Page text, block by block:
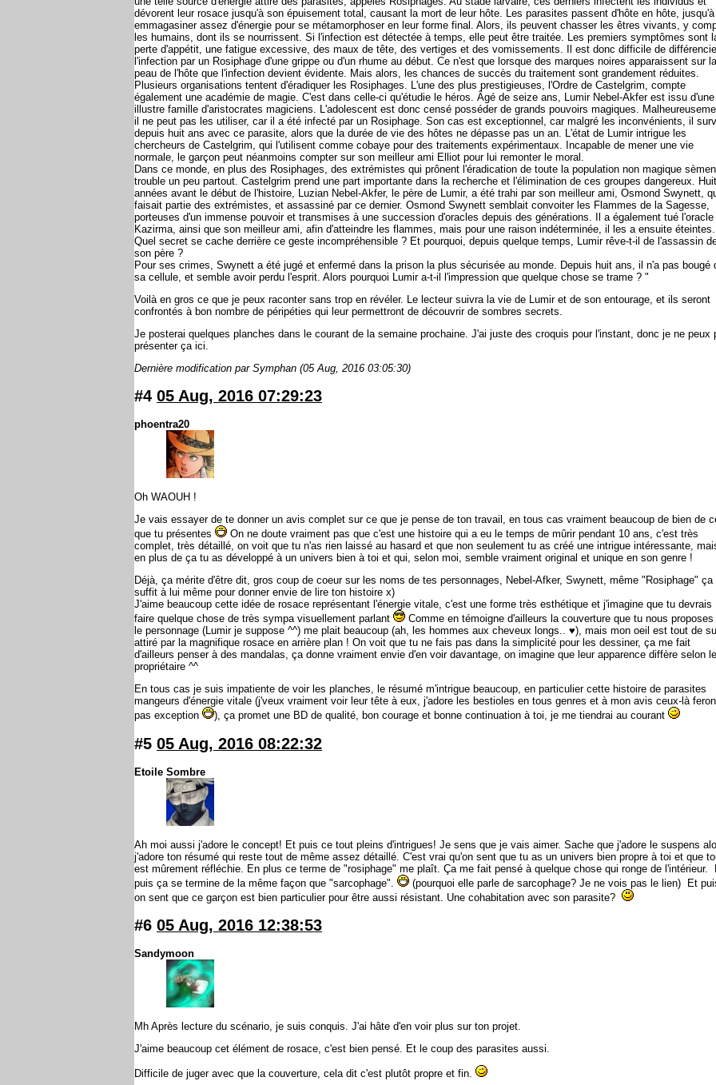
dévorent leur rosace jusqu'à son épuisement total, causant la mort de leur hôte. Les parasites passent d'hôte en hôte, jusqu'à
emmagasiner assez d'énergie pour se métamorphoser en leur forme final. Alors, ils peuvent chasser les êtres vivants, y
les humains, dont ils se nourrissent. Si l'infection est détectée à temps, elle peut être traitée. Les premiers symptômes sont
perte d'appétit, une fatigue excessive, des maux de tête, des vertiges et des vomissements. Il est donc difficile de
l'infection par un Rosiphage d'une grippe ou d'un rhume au début. Ce n'est que lorsque des marques noires apparaissent sur la
peau de l'hôte que l'infection devient évidente. Mais alors, les chances de succès du traitement sont grandement réduites.
Plusieurs organisations tentent d'éradiquer les Rosiphages. L'une des plus prestigieuses, l'Ordre de Castelgrim, compte
également une académie de magie. C'est dans celle-ci qu'étudie le héros. Âgé de seize ans, Lumir Nebel-Akfer est issu d'une
illustre famille d'aristocrates magiciens. L'adolescent est donc censé posséder de grands pouvoirs magiques.
il ne peut pas les utiliser, car il a été infecté par un Rosiphage. Son cas est exceptionnel, car malgré les inconvénients, il
depuis huit ans avec ce parasite, alors que la durée de vie des hôtes ne dépasse pas un an. L'état de Lumir intrigue les
chercheurs de Castelgrim, qui l'utilisent comme cobaye pour des traitements expérimentaux. Incapable de mener une vie
normale, le garçon peut néanmoins compter sur son meilleur ami Elliot pour lui remonter le moral.
Dans ce monde, en plus des Rosiphages, des extrémistes qui prônent l'éradication de toute la population non magique
trouble un peu partout. Castelgrim prend une part importante dans la recherche et l'élimination de ces groupes dangereux. Huit
années avant le début de l'histoire, Luzian Nebel-Akfer, le père de Lumir, a été trahi par son meilleur ami, Osmond Swynett,
faisait partie des extrémistes, et assassiné par ce dernier. Osmond Swynett semblait convoiter les Flammes de la Sagesse,
porteuses d'un immense pouvoir et transmises à une succession d'oracles depuis des générations. Il a également tué l'oracle
Kazirma, ainsi que son meilleur ami, afin d'atteindre les flammes, mais pour une raison indéterminée, il les a ensuite éteintes.
Quel secret se cache derrière ce geste incompréhensible ? Et pourquoi, depuis quelque temps, Lumir rêve-t-il de l'assassin
son père ?
Pour ses crimes, Swynett a été jugé et enfermé dans la prison la plus sécurisée au monde. Depuis huit ans, il n'a pas bougé
sa cellule, et semble avoir perdu l'esprit. Alors pourquoi Lumir a-t-il l'impression que quelque chose se trame ? "
Voilà en gros ce que je peux raconter sans trop en révéler. Le lecteur suivra la vie de Lumir et de son entourage, et ils seront
confrontés à bon nombre de péripéties qui leur permettront de découvrir de sombres secrets.
Je posterai quelques planches dans le courant de la semaine prochaine. J'ai juste des croquis pour l'instant, donc je ne peux
présenter ça ici.
Dernière modification par Symphan (05 Aug, 2016 03:05:30)
#4 05 Aug, 2016 07:29:23
phoentra20
Oh WAOUH !
Je vais essayer de te donner un avis complet sur ce que je pense de ton travail, en tous cas vraiment beaucoup de bien de
que tu présentes
On ne doute vraiment pas que c'est une histoire qui a eu le temps de mûrir pendant 10 ans, c'est très
complet, très détaillé, on voit que tu n'as rien laissé au hasard et que non seulement tu as créé une intrigue intéressante,
en plus de ça tu as développé à un univers bien à toi et qui, selon moi, semble vraiment original et unique en son genre !
Déjà, ça mérite d'être dit, gros coup de coeur sur les noms de tes personnages, Nebel-Afker, Swynett, même "Rosiphage" ça
suffit à lui même pour donner envie de lire ton histoire x)
J'aime beaucoup cette idée de rosace représentant l'énergie vitale, c'est une forme très esthétique et j'imagine que tu devrais
faire quelque chose de très sympa visuellement parlant
Comme en témoigne d'ailleurs la couverture que tu nous proposes
le personnage (Lumir je suppose ^^) me plait beaucoup (ah, les hommes aux cheveux longs.. ♥), mais mon oeil est tout de
attiré par la magnifique rosace en arrière plan ! On voit que tu ne fais pas dans la simplicité pour les dessiner, ça me fait
d'ailleurs penser à des mandalas, ça donne vraiment envie d'en voir davantage, on imagine que leur apparence diffère selon
propriétaire ^^
En tous cas je suis impatiente de voir les planches, le résumé m'intrigue beaucoup, en particulier cette histoire de parasites
mangeurs d'énergie vitale (j'veux vraiment voir leur tête à eux, j'adore les bestioles en tous genres et à mon avis ceux-là
pas exception
), ça promet une BD de qualité, bon courage et bonne continuation à toi, je me tiendrai au courant
#5 05 Aug, 2016 08:22:32
Etoile Sombre
Ah moi aussi j'adore le concept! Et puis ce tout pleins d'intrigues! Je sens que je vais aimer. Sache que j'adore le suspens
j'adore ton résumé qui reste tout de même assez détaillé. C'est vrai qu'on sent que tu as un univers bien propre à toi et que
est mûrement réfléchie. En plus ce terme de "rosiphage" me plaît. Ça me fait pensé à quelque chose qui ronge de l'intérieur.
puis ça se termine de la même façon que "sarcophage".
(pourquoi elle parle de sarcophage? Je ne vois pas le lien) Et
on sent que ce garçon est bien particulier pour être aussi résistant. Une cohabitation avec son parasite?
#6 05 Aug, 2016 12:38:53
Sandymoon
Mh Après lecture du scénario, je suis conquis. J'ai hâte d'en voir plus sur ton projet.
J'aime beaucoup cet élément de rosace, c'est bien pensé. Et le coup des parasites aussi.
Difficile de juger avec que la couverture, cela dit c'est plutôt propre et fin.